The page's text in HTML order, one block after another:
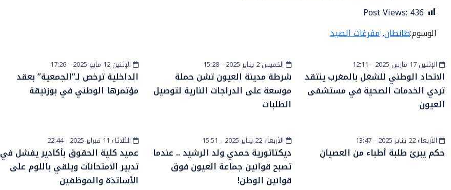
Post Views: 436
الوسوم:طانطان,مفرغات الصيد
أخبار عامةالإثنين 17 مارس 2025 - 12:11
الاتحاد الوطني للشغل بالمغرب ينتقد
تردي الخدمات الصحية في مستشفى
العيون
أخبار الصحراءالخميس 2 يناير 2025 - 15:28
شرطة مدينة العيون تشن حملة
موسعة على الدراجات النارية لتوصيل
الطلبات
أخبار عامةالإثنين 12 مايو 2025 - 17:26
الداخلية ترخص لـ”الجمعية” بعقد
مؤتمرها الوطني في بوزنيقة
أخبار وطنيةالأربعاء 22 يناير 2025 - 13:47
حكم يبرئ طلبة أطباء من العصيان أخبار الصحراءالأربعاء 22 يناير 2025 - 15:51
ديكتاتورية حمدي ولد الرشيد .. عندما
تصبح قوانين جماعة العيون فوق
قوانين الوطن!
أخبار وطنيةالثلاثاء 11 فبراير 2025 - 22:44
عميد كلية الحقوق بأكادير يفشل في
تدبير الامتحانات ويلقي باللوم على
الأساتذة والموظفين